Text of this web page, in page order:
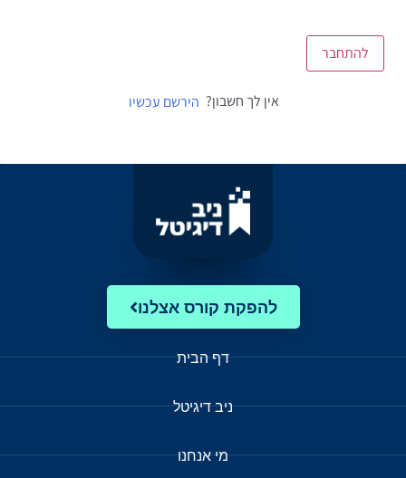
להתחבר
אין לך חשבון? הירשם עכשיו
להפקת קורס אצלנו
דף הבית
ניב דיגיטל
מי אנחנו